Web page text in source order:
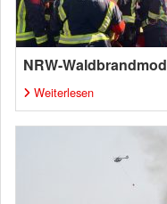
NRW-
Weiterlesen